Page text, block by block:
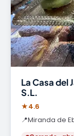
La Casa del
S.L.
★4.6
📍Miranda de